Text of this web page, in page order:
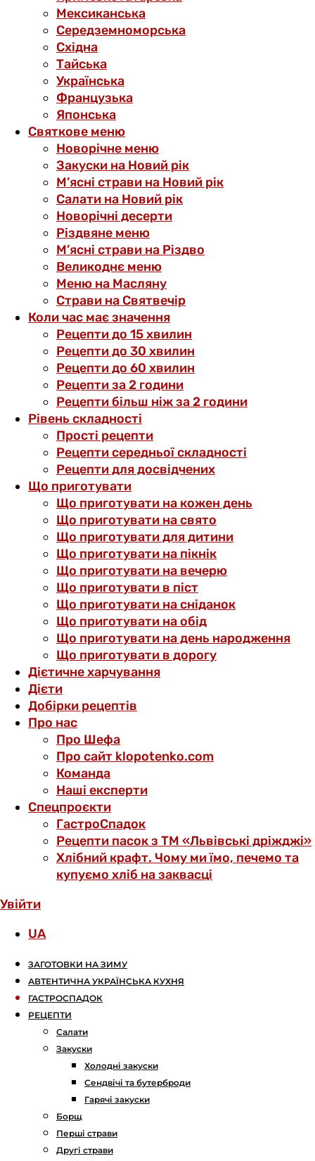
Мексиканська
Середземноморська
Східна
Тайська
Українська
Французька
Японська
Святкове меню
Новорічне меню
Закуски на Новий рік
М’ясні страви на Новий рік
Салати на Новий рік
Новорічні десерти
Різдвяне меню
М’ясні страви на Різдво
Великоднє меню
Меню на Масляну
Страви на Святвечір
Коли час має значення
Рецепти до 15 хвилин
Рецепти до 30 хвилин
Рецепти до 60 хвилин
Рецепти за 2 години
Рецепти більш ніж за 2 години
Рівень складності
Прості рецепти
Рецепти середньої складності
Рецепти для досвідчених
Що приготувати
Що приготувати на кожен день
Що приготувати на свято
Що приготувати для дитини
Що приготувати на пікнік
Що приготувати на вечерю
Що приготувати в піст
Що приготувати на сніданок
Що приготувати на обід
Що приготувати на день народження
Що приготувати в дорогу
Дієтичне харчування
Дієти
Добірки рецептів
Про нас
Про Шефа
Про сайт klopotenko.com
Команда
Наші експерти
Спецпроєкти
ГастроСпадок
Рецепти пасок з ТМ «Львівські дріжджі»
Хлібний крафт. Чому ми їмо, печемо та
купуємо хліб на заквасці
Увійти
UA
ЗАГОТОВКИ НА ЗИМУ
АВТЕНТИЧНА УКРАЇНСЬКА КУХНЯ
ГАСТРОСПАДОК
РЕЦЕПТИ
Салати
Закуски
Холодні закуски
Сендвічі та бутерброди
Гарячі закуски
Борщ
Перші страви
Другі страви